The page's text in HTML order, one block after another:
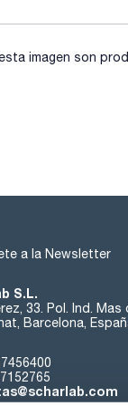
inyección
imagen son
a la Newsletter
S.L.
33. Pol. Ind. Mas
Barcelona,